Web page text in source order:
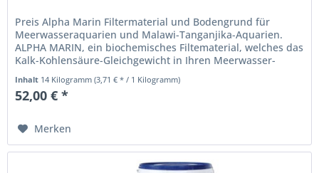
Preis Alpha Marin Filtermaterial und Bodengrund für
Meerwasseraquarien und Malawi-Tanganjika-Aquarien.
ALPHA MARIN, ein biochemisches Filte­material, welches das
Kalk-Kohlensäure-Gleichgewicht in Ihren Meerwasser-
Aquarien konstant hält.
Inhalt 14 Kilogramm(3,71 € * / 1 Kilogramm)
52,00 € *
Merken